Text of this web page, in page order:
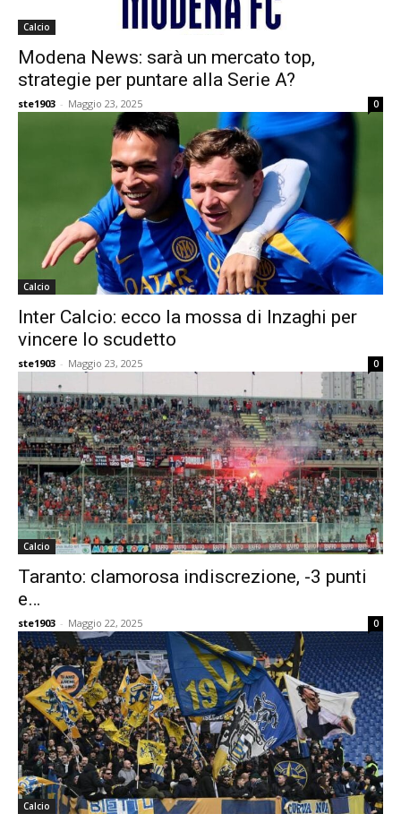
Calcio
Modena News: sarà un mercato top,
strategie per puntare alla Serie A?
ste1903 - Maggio 23, 2025 0
Calcio
Inter Calcio: ecco la mossa di Inzaghi per
vincere lo scudetto
ste1903 - Maggio 23, 2025 0
Calcio
Taranto: clamorosa indiscrezione, -3 punti
e…
ste1903 - Maggio 22, 2025 0
Calcio